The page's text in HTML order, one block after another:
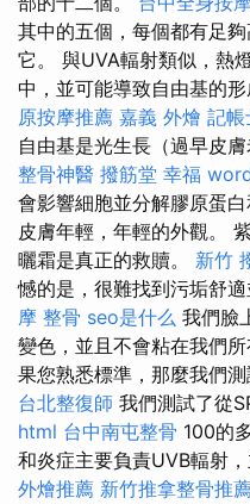
其中的五個，每個都有足
它。 與UVA輻射類似，熱
中，並可能導致自由基的形
原按摩推薦 嘉義 外燴 記帳
自由基是光生長（過早皮
整骨神醫 撥筋堂 幸福
會影響細胞並分解膠原蛋
皮膚年輕，年輕的外觀。
曬霜是真正的救贖。 新竹
憾的是，很難找到污垢舒
摩 整骨 seo是什么 我們臉
變色，並且不會粘在我們所
果您熟悉標準，那麼我們
台北整復師 我們測試了從
html 台中南屯整骨 100的
和炎症主要負責UVB輻射
外燴推薦 新竹推拿整骨推